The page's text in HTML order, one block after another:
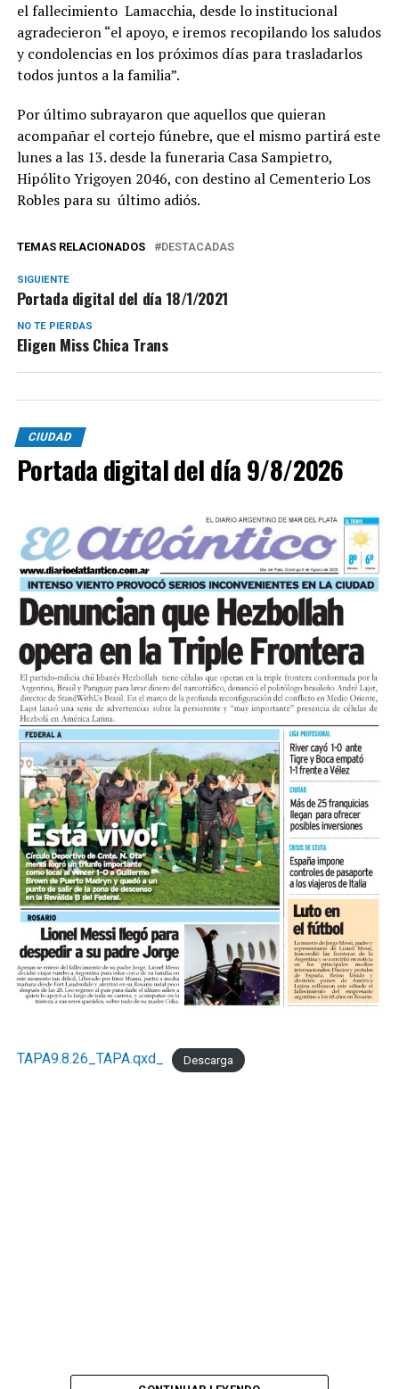
el fallecimiento Lamacchia, desde lo institucional
agradecieron “el apoyo, e iremos recopilando los saludos
y condolencias en los próximos días para trasladarlos
todos juntos a la familia”.
Por último subrayaron que aquellos que quieran
acompañar el cortejo fúnebre, que el mismo partirá este
lunes a las 13. desde la funeraria Casa Sampietro,
Hipólito Yrigoyen 2046, con destino al Cementerio Los
Robles para su último adiós.
TEMAS RELACIONADOS DESTACADAS
SIGUIENTE
Portada digital del día 18/1/2021
NO TE PIERDAS
Eligen Miss Chica Trans
CIUDAD
Portada digital del día 9/8/2026
TAPA9.8.26_TAPA.qxd_ Descarga